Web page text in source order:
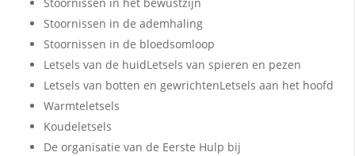
Stoornissen in het bewustzijn
Stoornissen in de ademhaling
Stoornissen in de bloedsomloop
Letsels van de huidLetsels van spieren en pezen
Letsels van botten en gewrichtenLetsels aan het hoofd
Warmteletsels
Koudeletsels
De organisatie van de Eerste Hulp bij